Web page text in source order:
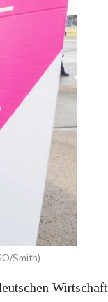
Smith)
Wirtschaft